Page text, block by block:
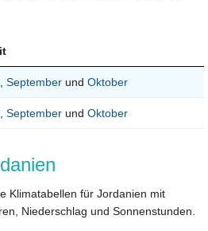
September und Oktober
September und Oktober
Klimatabellen für Jordanien mit
Niederschlag und Sonnenstunden.